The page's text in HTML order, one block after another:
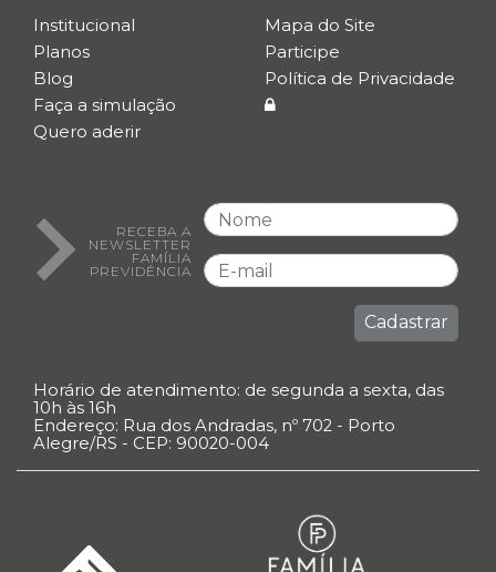
Institucional
Planos
Blog
Faça a simulação
Quero aderir
Mapa do Site
Participe
Política de Privacidade
RECEBA A
NEWSLETTER
FAMÍLIA
PREVIDÊNCIA
Cadastrar
Horário de atendimento: de segunda a sexta, das
10h às 16h
Endereço: Rua dos Andradas, nº 702 - Porto
Alegre/RS - CEP: 90020-004